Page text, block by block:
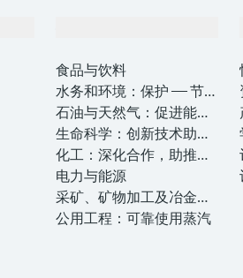
食品与饮料
水务和环境：保护 —— 节约
—— 提高
石油与天然气：促进能源
转型，实现净零目标
生命科学：创新技术助推
卓越运营
化工：深化合作，助推可
持续成功
电力与能源
采矿、矿物加工及冶金：
打造可持续的未来
公用工程：可靠使用蒸汽